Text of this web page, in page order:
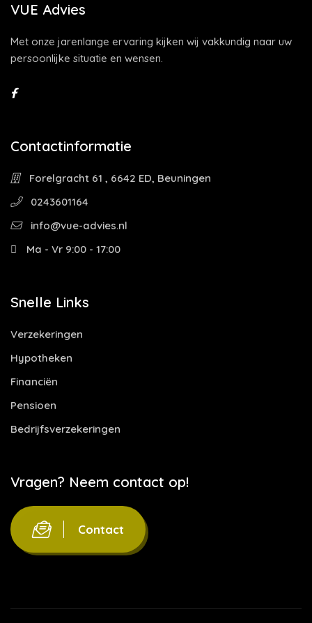
VUE Advies
Met onze jarenlange ervaring kijken wij vakkundig naar uw
persoonlijke situatie en wensen.
Contactinformatie
Forelgracht 61 , 6642 ED, Beuningen
0243601164
info@vue-advies.nl
Ma - Vr 9:00 - 17:00
Snelle Links
Verzekeringen
Hypotheken
Financiën
Pensioen
Bedrijfsverzekeringen
Vragen? Neem contact op!
Contact